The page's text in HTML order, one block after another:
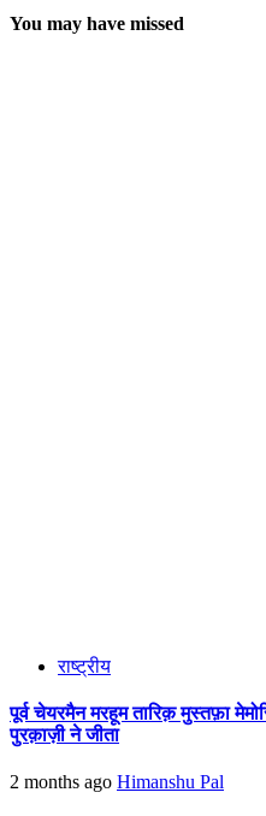
You may have missed
राष्ट्रीय
पूर्व चेयरमैन मरहूम तारिक़ मुस्तफ़ा
पुरक़ाज़ी ने जीता
2 months ago Himanshu Pal